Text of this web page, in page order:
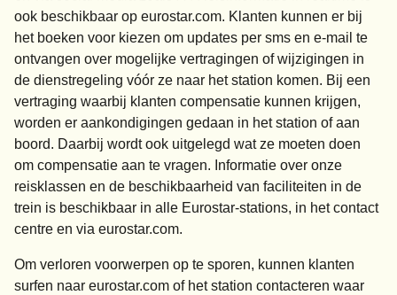
ook beschikbaar op eurostar.com. Klanten kunnen er bij
het boeken voor kiezen om updates per sms en e-mail te
ontvangen over mogelijke vertragingen of wijzigingen in
de dienstregeling vóór ze naar het station komen. Bij een
vertraging waarbij klanten compensatie kunnen krijgen,
worden er aankondigingen gedaan in het station of aan
boord. Daarbij wordt ook uitgelegd wat ze moeten doen
om compensatie aan te vragen. Informatie over onze
reisklassen en de beschikbaarheid van faciliteiten in de
trein is beschikbaar in alle Eurostar-stations, in het contact
centre en via eurostar.com.
Om verloren voorwerpen op te sporen, kunnen klanten
surfen naar eurostar.com of het station contacteren waar